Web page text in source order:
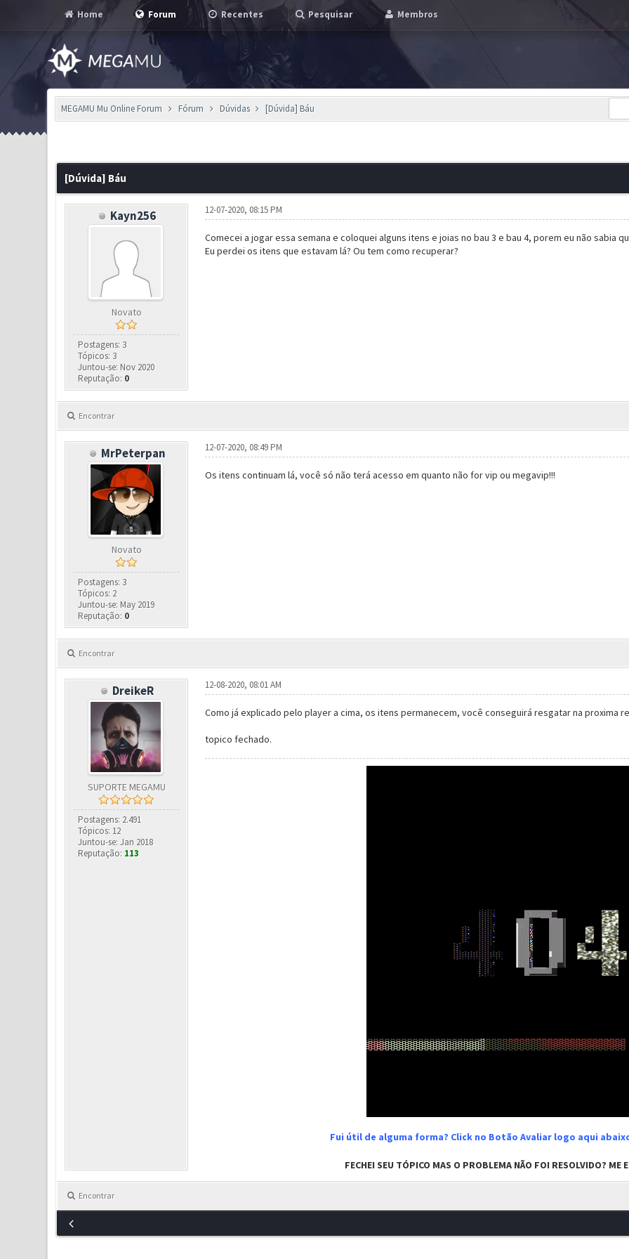
Home Forum Recentes Pesquisar Membros
MEGAMU Mu Online Forum Fórum Dúvidas [Dúvida] Báu
[Dúvida] Báu
Kayn256
Novato
Postagens: 3
Tópicos: 3
Juntou-se: Nov 2020
Reputação: 0
12-07-2020, 08:15 PM
Comecei a jogar essa semana e coloquei alguns itens e joias no bau 3 e bau 4, porem eu não sabia
Eu perdei os itens que estavam lá? Ou tem como recuperar?
Encontrar
MrPeterpan
Novato
Postagens: 3
Tópicos: 2
Juntou-se: May 2019
Reputação: 0
12-07-2020, 08:49 PM
Os itens continuam lá, você só não terá acesso em quanto não for vip ou megavip!!!
Encontrar
DreikeR
SUPORTE MEGAMU
Postagens: 2.491
Tópicos: 12
Juntou-se: Jan 2018
Reputação: 113
12-08-2020, 08:01 AM
Como já explicado pelo player a cima, os itens permanecem, você conseguirá resgatar na proxima
topico fechado.
Fui útil de alguma forma? Click no Botão Avaliar logo aqui
FECHEI SEU TÓPICO MAS O PROBLEMA NÃO FOI RESOLVIDO? ME
Encontrar